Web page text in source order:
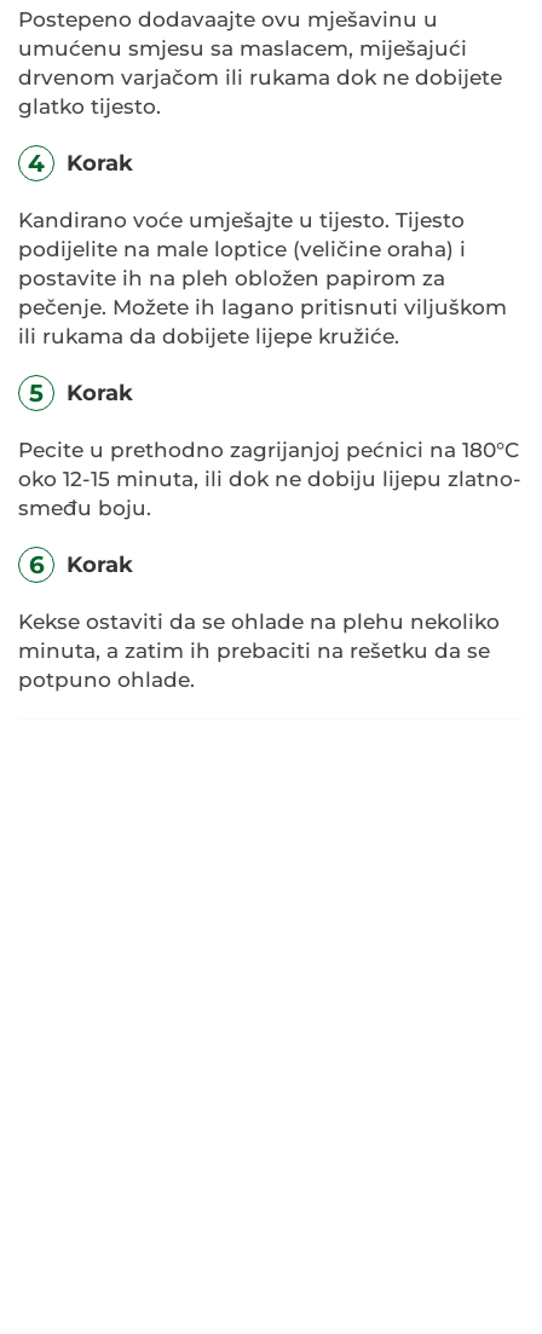
Postepeno dodavaajte ovu mješavinu u
umućenu smjesu sa maslacem, miješajući
drvenom varjačom ili rukama dok ne dobijete
glatko tijesto.
4 Korak
Kandirano voće umješajte u tijesto. Tijesto
podijelite na male loptice (veličine oraha) i
postavite ih na pleh obložen papirom za
pečenje. Možete ih lagano pritisnuti viljuškom
ili rukama da dobijete lijepe kružiće.
5 Korak
Pecite u prethodno zagrijanjoj pećnici na 180°C
oko 12-15 minuta, ili dok ne dobiju lijepu zlatno-
smeđu boju.
6 Korak
Kekse ostaviti da se ohlade na plehu nekoliko
minuta, a zatim ih prebaciti na rešetku da se
potpuno ohlade.